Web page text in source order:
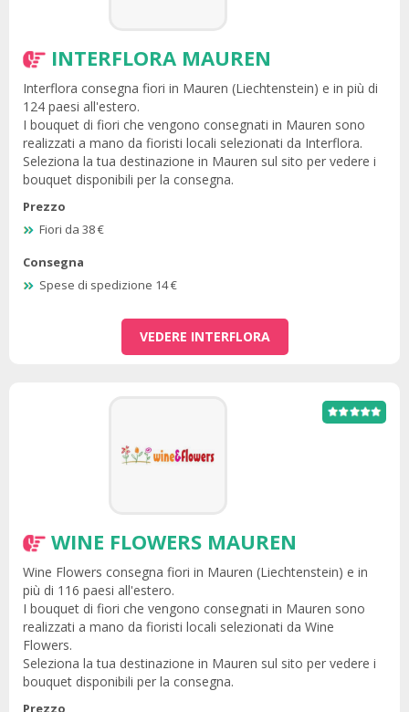
INTERFLORA MAUREN
Interflora consegna fiori in Mauren (Liechtenstein) e in più di
124 paesi all'estero.
I bouquet di fiori che vengono consegnati in Mauren sono
realizzati a mano da fioristi locali selezionati da Interflora.
Seleziona la tua destinazione in Mauren sul sito per vedere i
bouquet disponibili per la consegna.
Prezzo
Fiori da 38 €
Consegna
Spese di spedizione 14 €
VEDERE INTERFLORA
WINE FLOWERS MAUREN
Wine Flowers consegna fiori in Mauren (Liechtenstein) e in
più di 116 paesi all'estero.
I bouquet di fiori che vengono consegnati in Mauren sono
realizzati a mano da fioristi locali selezionati da Wine
Flowers.
Seleziona la tua destinazione in Mauren sul sito per vedere i
bouquet disponibili per la consegna.
Prezzo